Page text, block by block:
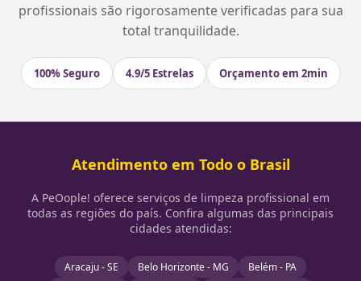
profissionais são rigorosamente verificadas para sua
total tranquilidade.
100% Seguro 4.9/5 Estrelas Orçamento em 2min
Atendimento em Todo o Brasil
A PeOople! oferece serviços de limpeza profissional em
todas as regiões do país. Confira algumas das principais
cidades atendidas:
Aracaju - SE Belo Horizonte - MG
Belém - PA